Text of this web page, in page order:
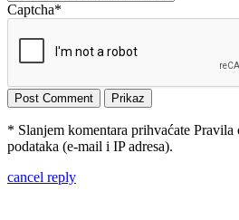
Captcha*
* Slanjem komentara prihvaćate Pravila
podataka (e-mail i IP adresa).
cancel reply